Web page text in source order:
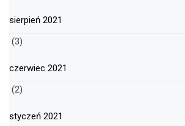
sierpień 2021
(3)
czerwiec 2021
(2)
styczeń 2021